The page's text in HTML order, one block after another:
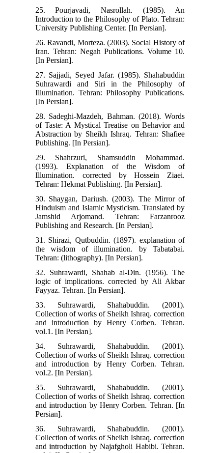
25. Pourjavadi, Nasrollah. (1985). An
Introduction to the Philosophy of Plato. Tehran:
University Publishing Center. [In Persian].
26. Ravandi, Morteza. (2003). Social History of
Iran. Tehran: Negah Publications. Volume 10.
[In Persian].
27. Sajjadi, Seyed Jafar. (1985). Shahabuddin
Suhrawardi and Siri in the Philosophy of
Illumination. Tehran: Philosophy Publications.
[In Persian].
28. Sadeghi-Mazdeh, Bahman. (2018). Words
of Taste: A Mystical Treatise on Behavior and
Abstraction by Sheikh Ishraq. Tehran: Shafiee
Publishing. [In Persian].
29. Shahrzuri, Shamsuddin Mohammad.
(1993). Explanation of the Wisdom of
Illumination. corrected by Hossein Ziaei.
Tehran: Hekmat Publishing. [In Persian].
30. Shaygan, Dariush. (2003). The Mirror of
Hinduism and Islamic Mysticism. Translated by
Jamshid Arjomand. Tehran: Farzanrooz
Publishing and Research. [In Persian].
31. Shirazi, Qutbuddin. (1897). explanation of
the wisdom of illumination. by Tabatabai.
Tehran: (lithography). [In Persian].
32. Suhrawardi, Shahab al-Din. (1956). The
logic of implications. corrected by Ali Akbar
Fayyaz. Tehran. [In Persian].
33. Suhrawardi, Shahabuddin. (2001).
Collection of works of Sheikh Ishraq. correction
and introduction by Henry Corben. Tehran.
vol.1. [In Persian].
34. Suhrawardi, Shahabuddin. (2001).
Collection of works of Sheikh Ishraq. correction
and introduction by Henry Corben. Tehran.
vol.2. [In Persian].
35. Suhrawardi, Shahabuddin. (2001).
Collection of works of Sheikh Ishraq. correction
and introduction by Henry Corben. Tehran. [In
Persian].
36. Suhrawardi, Shahabuddin. (2001).
Collection of works of Sheikh Ishraq. correction
and introduction by Najafgholi Habibi. Tehran.